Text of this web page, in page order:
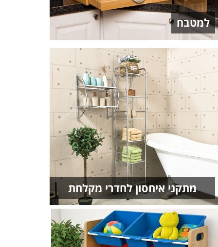
למטבח
מתקני איחסון לחדרי מקלחת
ושירותים